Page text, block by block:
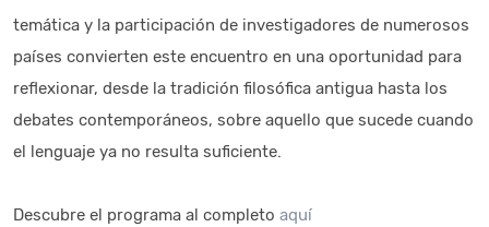
temática y la participación de investigadores de numerosos
países convierten este encuentro en una oportunidad para
reflexionar, desde la tradición filosófica antigua hasta los
debates contemporáneos, sobre aquello que sucede cuando
el lenguaje ya no resulta suficiente.
Descubre el programa al completo aquí